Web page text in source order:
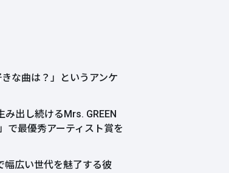
な曲は？」というアンケ
出し続けるMrs. GREEN
で最優秀アーティスト賞を
幅広い世代を魅了する彼